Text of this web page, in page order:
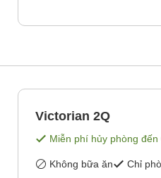
Victorian 2Q
Miễn phí hủy phòng đến
Không bữa ăn Chỉ